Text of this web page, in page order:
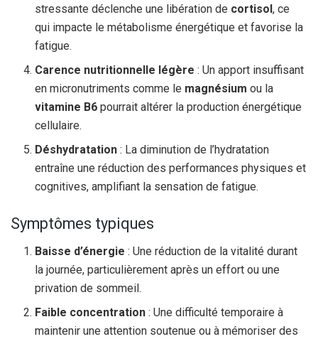
stressante déclenche une libération de cortisol, ce
qui impacte le métabolisme énergétique et favorise la
fatigue.
Carence nutritionnelle légère : Un apport insuffisant
en micronutriments comme le magnésium ou la
vitamine B6 pourrait altérer la production énergétique
cellulaire.
Déshydratation : La diminution de l’hydratation
entraîne une réduction des performances physiques et
cognitives, amplifiant la sensation de fatigue.
Symptômes typiques
Baisse d’énergie : Une réduction de la vitalité durant
la journée, particulièrement après un effort ou une
privation de sommeil.
Faible concentration : Une difficulté temporaire à
maintenir une attention soutenue ou à mémoriser des